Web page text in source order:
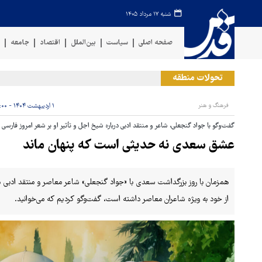
شنبه ۱۷ مرداد ۱۴۰۵
صفحه اصلی سیاست بین‌الملل اقتصاد جامعه
تحولات منطقه
فرهنگ و هنر ۱ اردیبهشت ۱۴۰۴ - ۰۶:۰۰
گفت‌وگو با جواد گنجعلی، شاعر و منتقد ادبی درباره شیخ اجل و تأثیر او بر شعر امروز فارسی
عشق سعدی نه حدیثی است که پنهان ماند
همزمان با روز بزرگداشت سعدی با «جواد گنجعلی» شاعر معاصر و منتقد
از خود به‌ ویژه شاعران معاصر داشته است، گفت‌وگو کردیم که می‌خوانید.